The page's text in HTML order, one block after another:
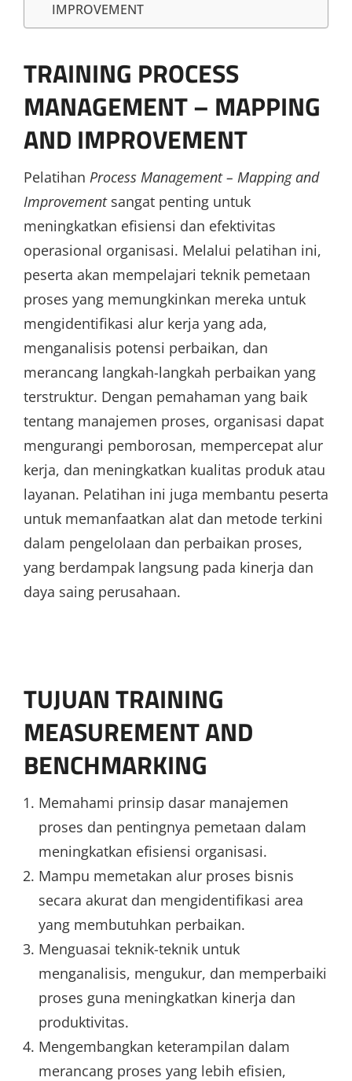
IMPROVEMENT
TRAINING PROCESS
MANAGEMENT – MAPPING
AND IMPROVEMENT
Pelatihan Process Management – Mapping and
Improvementsangat penting untuk
meningkatkan efisiensi dan efektivitas
operasional organisasi. Melalui pelatihan ini,
peserta akan mempelajari teknik pemetaan
proses yang memungkinkan mereka untuk
mengidentifikasi alur kerja yang ada,
menganalisis potensi perbaikan, dan
merancang langkah-langkah perbaikan yang
terstruktur. Dengan pemahaman yang baik
tentang manajemen proses, organisasi dapat
mengurangi pemborosan, mempercepat alur
kerja, dan meningkatkan kualitas produk atau
layanan. Pelatihan ini juga membantu peserta
untuk memanfaatkan alat dan metode terkini
dalam pengelolaan dan perbaikan proses,
yang berdampak langsung pada kinerja dan
daya saing perusahaan.
TUJUAN TRAINING
MEASUREMENT AND
BENCHMARKING
Memahami prinsip dasar manajemen
proses dan pentingnya pemetaan dalam
meningkatkan efisiensi organisasi.
Mampu memetakan alur proses bisnis
secara akurat dan mengidentifikasi area
yang membutuhkan perbaikan.
Menguasai teknik-teknik untuk
menganalisis, mengukur, dan memperbaiki
proses guna meningkatkan kinerja dan
produktivitas.
Mengembangkan keterampilan dalam
merancang proses yang lebih efisien,